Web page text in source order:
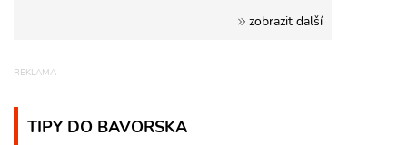
zobrazit další
TIPY DO BAVORSKA